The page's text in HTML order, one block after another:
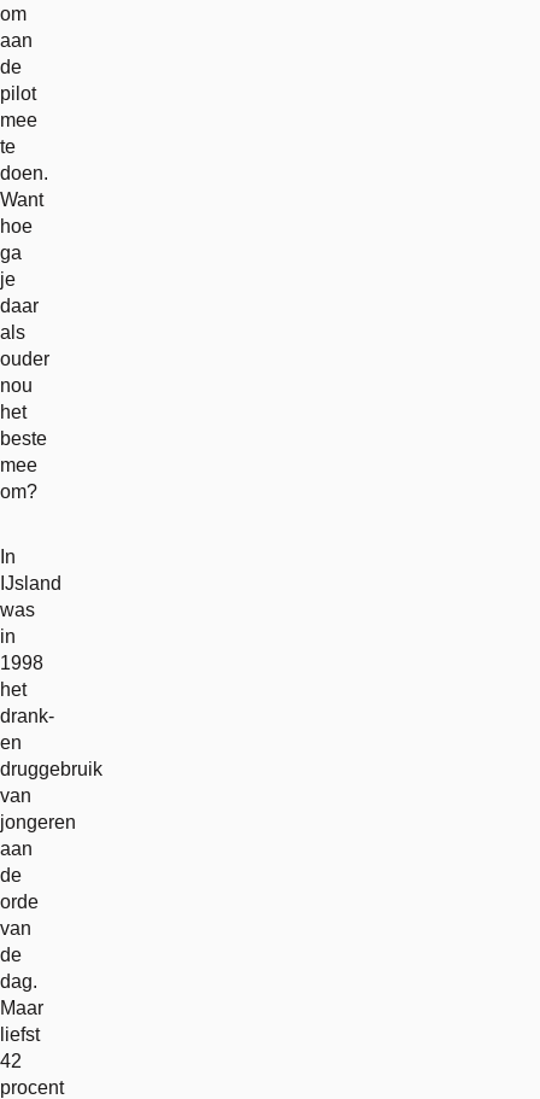
om
aan
de
pilot
mee
te
doen.
Want
hoe
ga
je
daar
als
ouder
nou
het
beste
mee
om?
In
IJsland
was
in
1998
het
drank-
en
druggebruik
van
jongeren
aan
de
orde
van
de
dag.
Maar
liefst
42
procent